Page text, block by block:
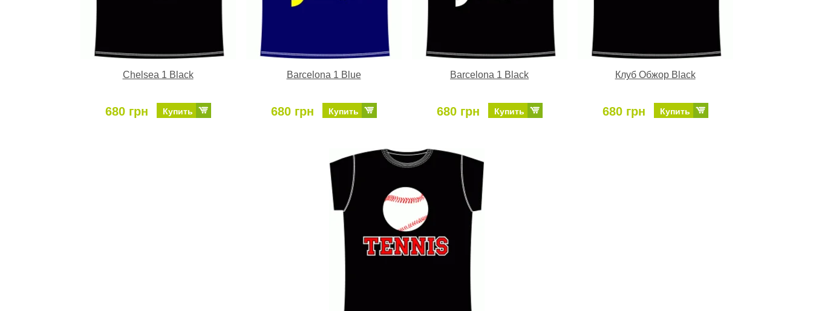
Chelsea 1 Black
680 грн Купить
Barcelona 1 Blue
680 грн Купить
Barcelona 1 Black
680 грн Купить
Клуб Обжор Black
680 грн Купить